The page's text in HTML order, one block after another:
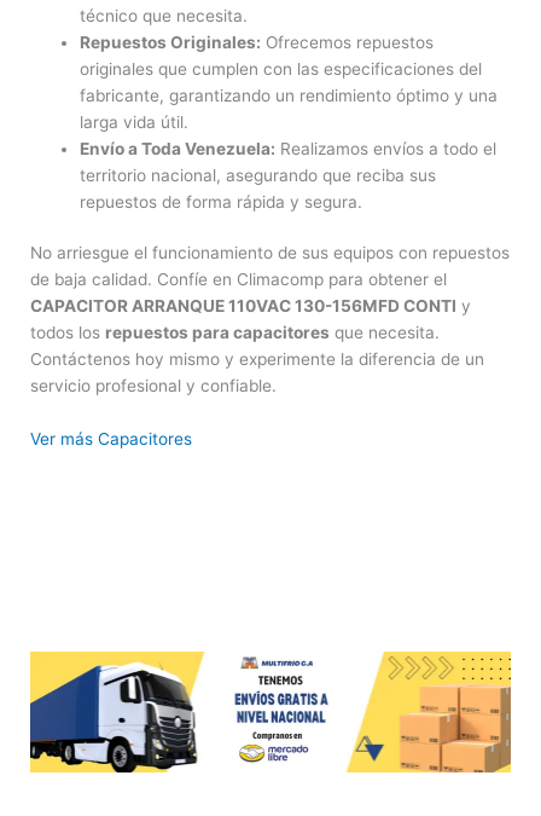
técnico que necesita.
Repuestos Originales: Ofrecemos repuestos
originales que cumplen con las especificaciones del
fabricante, garantizando un rendimiento óptimo y una
larga vida útil.
Envío a Toda Venezuela: Realizamos envíos a todo el
territorio nacional, asegurando que reciba sus
repuestos de forma rápida y segura.
No arriesgue el funcionamiento de sus equipos con repuestos
de baja calidad. Confíe en Climacomp para obtener el
CAPACITOR ARRANQUE 110VAC 130-156MFD CONTI y
todos los repuestos para capacitores que necesita.
Contáctenos hoy mismo y experimente la diferencia de un
servicio profesional y confiable.
Ver más Capacitores